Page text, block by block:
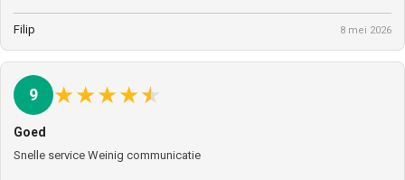
Filip 8 mei 2026
9 ★★★★★
Goed
Snelle service Weinig communicatie